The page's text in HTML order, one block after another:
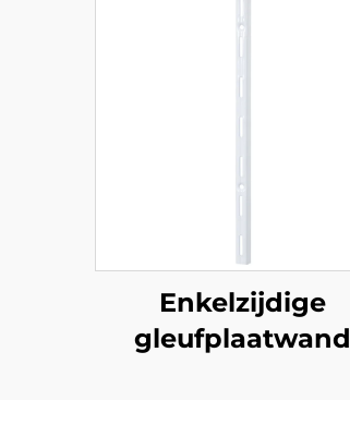
Enkelzijdige
gleufplaatwand